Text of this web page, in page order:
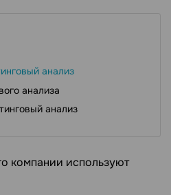
анализ
анализа
анализ
компании используют